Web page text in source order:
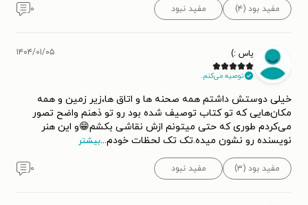
مفید بود (۴) مفید نبود ۰
یاس :)
توصیه می‌کنم.
۱۴۰۴/۰۱/۰۵
خیلی دوستش داشتم همه صحنه ها و اتاق ها،زیر زمین و همه
مکان‌هایی که تو کتاب توصیف شده بود رو تو ذهنم واضح تصور
می‌کردم طوری که حتی میتونم ازش نقاشی بکشم😁و این هنر
نویسنده رو نشون میده.تک تک لحظات خودم...بیشتر
مفید بود (۳) مفید نبود ۰